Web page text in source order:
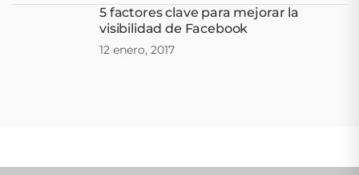
5 factores clave para mejorar la
visibilidad de Facebook
12 enero, 2017